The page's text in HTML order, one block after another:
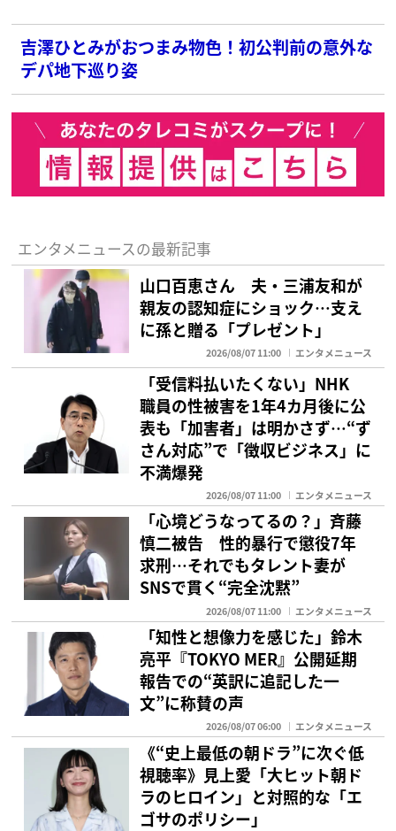
吉澤ひとみがおつまみ物色！初公判前の意外な
デパ地下巡り姿
エンタメニュースの最新記事
山口百恵さん 夫・三浦友和が
親友の認知症にショック…支え
に孫と贈る「プレゼント」
2026/08/07 11:00 エンタメニュース
「受信料払いたくない」NHK
職員の性被害を1年4カ月後に公
表も「加害者」は明かさず…“ず
さん対応”で「徴収ビジネス」に
不満爆発
2026/08/07 11:00 エンタメニュース
「心境どうなってるの？」斉藤
慎二被告 性的暴行で懲役7年
求刑…それでもタレント妻が
SNSで貫く“完全沈黙”
2026/08/07 11:00 エンタメニュース
「知性と想像力を感じた」鈴木
亮平『TOKYO MER』公開延期
報告での“英訳に追記した一
文”に称賛の声
2026/08/07 06:00 エンタメニュース
《“史上最低の朝ドラ”に次ぐ低
視聴率》見上愛「大ヒット朝ド
ラのヒロイン」と対照的な「エ
ゴサのポリシー」